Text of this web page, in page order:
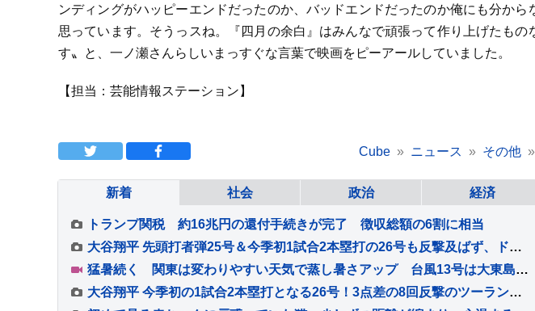
ンディングがハッピーエンドだったのか、バッドエンドだったのか俺にも分から
思っています。そうっスね。『四月の余白』はみんなで頑張って作り上げたも
す〟と、一ノ瀬さんらしいまっすぐな言葉で映画をピーアールしていました。
【担当：芸能情報ステーション】
Cube
ニュース その他
新着 社会 政治 経済
トランプ関税 約16兆円の還付手続きが完了 徴収総額の6割に相当
大谷翔平 先頭打者弾25号＆今季初1試合2本塁打の26号も反撃及ばず、ド軍6戦連続逆転負けで今季ワースト更新の6連敗 今永は8勝目
猛暑続く 関東は変わりやすい天気で蒸し暑さアップ 台風13号は大東島地方接近へ
大谷翔平 今季初の1試合2本塁打となる26号！3点差の8回反撃のツーランに敵地は騒然 1点差に詰め寄る